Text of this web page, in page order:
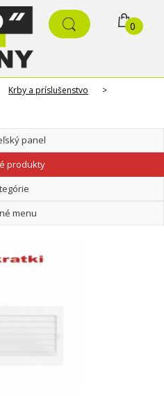
0
Krby a príslušenstvo >
panel
produkty
menu